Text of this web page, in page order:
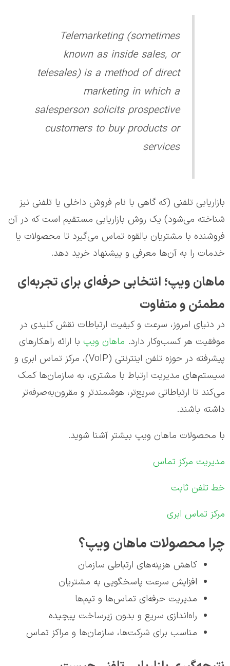
Telemarketing (sometimes
known as inside sales, or
telesales) is a method of direct
marketing in which a
salesperson solicits prospective
customers to buy products or
services
بازاریابی تلفنی (که گاهی با نام فروش داخلی یا تلفنی نیز
شناخته می‌شود) یک روش بازاریابی مستقیم است که در آن
فروشنده با مشتریان بالقوه تماس می‌گیرد تا محصولات یا
خدمات را به آن‌ها معرفی و پیشنهاد خرید دهد.
ماهان ویپ؛ انتخابی حرفه‌ای برای تجربه‌ای
مطمئن و متفاوت
در دنیای امروز، سرعت و کیفیت ارتباطات نقش کلیدی در
موفقیت هر کسب‌وکار دارد. ماهان ویپ با ارائه راهکارهای
پیشرفته در حوزه تلفن اینترنتی (VoIP)، مرکز تماس ابری و
سیستم‌های مدیریت ارتباط با مشتری، به سازمان‌ها کمک
می‌کند تا ارتباطاتی سریع‌تر، هوشمندتر و مقرون‌به‌صرفه‌تر
داشته باشند.
با محصولات ماهان ویپ بیشتر آشنا شوید.
مدیریت مرکز تماس
خط تلفن ثابت
مرکز تماس ابری
چرا محصولات ماهان ویپ؟
کاهش هزینه‌های ارتباطی سازمان
افزایش سرعت پاسخگویی به مشتریان
مدیریت حرفه‌ای تماس‌ها و تیم‌ها
راه‌اندازی سریع و بدون زیرساخت پیچیده
مناسب برای شرکت‌ها، سازمان‌ها و مراکز تماس